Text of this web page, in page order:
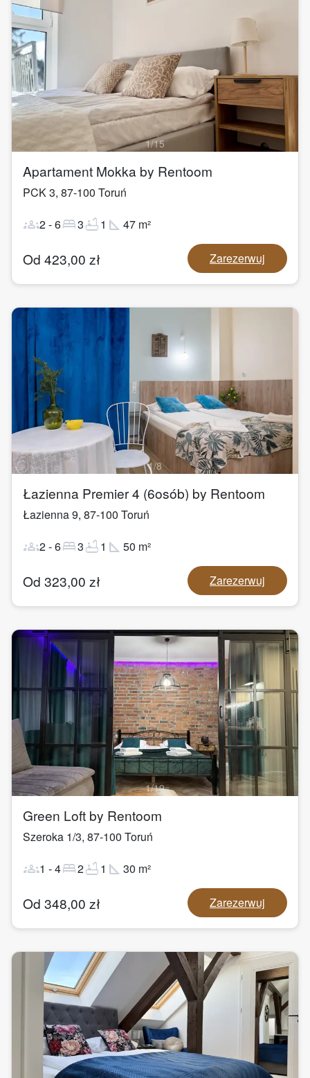
1/15
Apartament Mokka by Rentoom
PCK 3, 87-100 Toruń
groups2-6bed3bathtub1 square_foot 47 m²
Od 423,00 zł Zarezerwuj
1/8
Łazienna Premier 4 (6osób) by Rentoom
Łazienna 9, 87-100 Toruń
groups2-6bed3bathtub1 square_foot 50 m²
Od 323,00 zł Zarezerwuj
1/19
Green Loft by Rentoom
Szeroka 1/3, 87-100 Toruń
groups1 -4bed2bathtub1 square_foot 30 m²
Od 348,00 zł Zarezerwuj